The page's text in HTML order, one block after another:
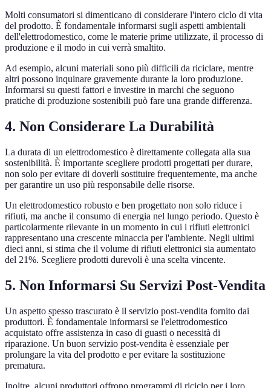
Molti consumatori si dimenticano di considerare l'intero ciclo di vita
del prodotto. È fondamentale informarsi sugli aspetti ambientali
dell'elettrodomestico, come le materie prime utilizzate, il processo di
produzione e il modo in cui verrà smaltito.
Ad esempio, alcuni materiali sono più difficili da riciclare, mentre
altri possono inquinare gravemente durante la loro produzione.
Informarsi su questi fattori e investire in marchi che seguono
pratiche di produzione sostenibili può fare una grande differenza.
4. Non Considerare La Durabilità
La durata di un elettrodomestico è direttamente collegata alla sua
sostenibilità. È importante scegliere prodotti progettati per durare,
non solo per evitare di doverli sostituire frequentemente, ma anche
per garantire un uso più responsabile delle risorse.
Un elettrodomestico robusto e ben progettato non solo riduce i
rifiuti, ma anche il consumo di energia nel lungo periodo. Questo è
particolarmente rilevante in un momento in cui i rifiuti elettronici
rappresentano una crescente minaccia per l'ambiente. Negli ultimi
dieci anni, si stima che il volume di rifiuti elettronici sia aumentato
del 21%. Scegliere prodotti durevoli è una scelta vincente.
5. Non Informarsi Su Servizi Post-Vendita
Un aspetto spesso trascurato è il servizio post-vendita fornito dai
produttori. È fondamentale informarsi se l'elettrodomestico
acquistato offre assistenza in caso di guasti o necessità di
riparazione. Un buon servizio post-vendita è essenziale per
prolungare la vita del prodotto e per evitare la sostituzione
prematura.
Inoltre, alcuni produttori offrono programmi di riciclo per i loro